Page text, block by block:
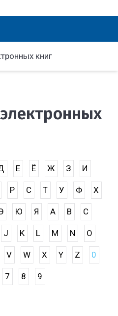
книг
Е Ё Ж З И
Р С Т У Ф Х
Ю Я A B C
J K L M N O
V W X Y Z 0
7 8 9